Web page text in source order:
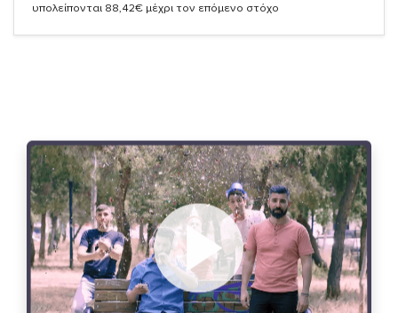
υπολείπονται 88,42€ μέχρι τον επόμενο στόχο